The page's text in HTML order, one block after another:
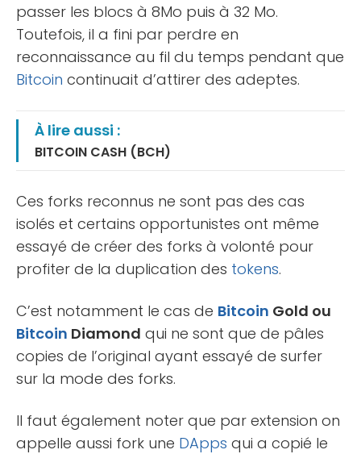
passer les blocs à 8Mo puis à 32 Mo.
Toutefois, il a fini par perdre en
reconnaissance au fil du temps pendant que
Bitcoin continuait d’attirer des adeptes.
À lire aussi :
BITCOIN CASH (BCH)
Ces forks reconnus ne sont pas des cas
isolés et certains opportunistes ont même
essayé de créer des forks à volonté pour
profiter de la duplication des tokens.
C’est notamment le cas de Bitcoin Gold ou
Bitcoin Diamond qui ne sont que de pâles
copies de l’original ayant essayé de surfer
sur la mode des forks.
Il faut également noter que par extension on
appelle aussi fork une DApps qui a copié le